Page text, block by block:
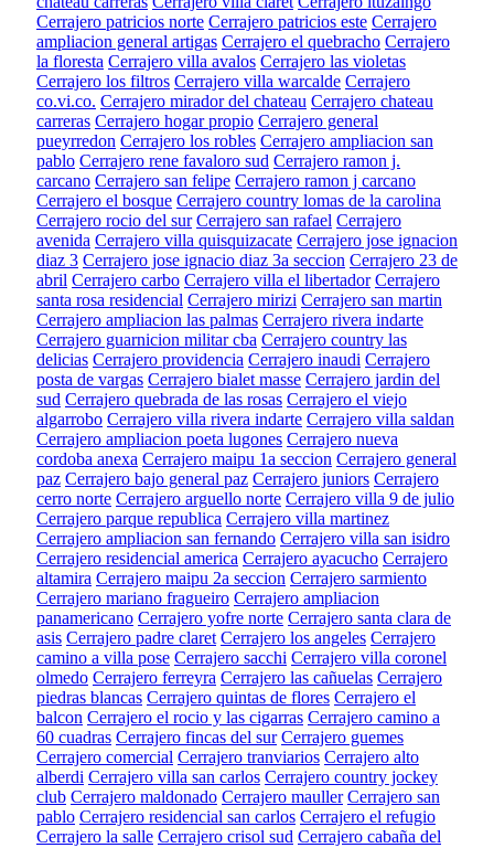
Cerrajero patricios norte Cerrajero patricios este Cerrajero
ampliacion general artigas Cerrajero el quebracho Cerrajero
la floresta Cerrajero villa avalos Cerrajero las violetas
Cerrajero los filtros Cerrajero villa warcalde Cerrajero
co.vi.co. Cerrajero mirador del chateau Cerrajero chateau
carreras Cerrajero hogar propio Cerrajero general
pueyrredon Cerrajero los robles Cerrajero ampliacion san
pablo Cerrajero rene favaloro sud Cerrajero ramon j.
carcano Cerrajero san felipe Cerrajero ramon j carcano
Cerrajero el bosque Cerrajero country lomas de la carolina
Cerrajero rocio del sur Cerrajero san rafael Cerrajero
avenida Cerrajero villa quisquizacate Cerrajero jose ignacion
diaz 3 Cerrajero jose ignacio diaz 3a seccion Cerrajero 23 de
abril Cerrajero carbo Cerrajero villa el libertador Cerrajero
santa rosa residencial Cerrajero mirizi Cerrajero san martin
Cerrajero ampliacion las palmas Cerrajero rivera indarte
Cerrajero guarnicion militar cba Cerrajero country las
delicias Cerrajero providencia Cerrajero inaudi Cerrajero
posta de vargas Cerrajero bialet masse Cerrajero jardin del
sud Cerrajero quebrada de las rosas Cerrajero el viejo
algarrobo Cerrajero villa rivera indarte Cerrajero villa saldan
Cerrajero ampliacion poeta lugones Cerrajero nueva
cordoba anexa Cerrajero maipu 1a seccion Cerrajero general
paz Cerrajero bajo general paz Cerrajero juniors Cerrajero
cerro norte Cerrajero arguello norte Cerrajero villa 9 de julio
Cerrajero parque republica Cerrajero villa martinez
Cerrajero ampliacion san fernando Cerrajero villa san isidro
Cerrajero residencial america Cerrajero ayacucho Cerrajero
altamira Cerrajero maipu 2a seccion Cerrajero sarmiento
Cerrajero mariano fragueiro Cerrajero ampliacion
panamericano Cerrajero yofre norte Cerrajero santa clara de
asis Cerrajero padre claret Cerrajero los angeles Cerrajero
camino a villa pose Cerrajero sacchi Cerrajero villa coronel
olmedo Cerrajero ferreyra Cerrajero las cañuelas Cerrajero
piedras blancas Cerrajero quintas de flores Cerrajero el
balcon Cerrajero el rocio y las cigarras Cerrajero camino a
60 cuadras Cerrajero fincas del sur Cerrajero guemes
Cerrajero comercial Cerrajero tranviarios Cerrajero alto
alberdi Cerrajero villa san carlos Cerrajero country jockey
club Cerrajero maldonado Cerrajero mauller Cerrajero san
pablo Cerrajero residencial san carlos Cerrajero el refugio
Cerrajero la salle Cerrajero crisol sud Cerrajero cabaña del